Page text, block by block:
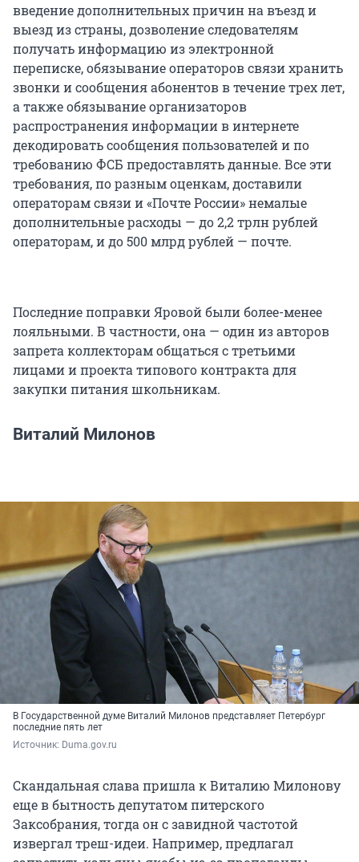
введение дополнительных причин на въезд и
выезд из страны, дозволение следователям
получать информацию из электронной
переписке, обязывание операторов связи хранить
звонки и сообщения абонентов в течение трех лет,
а также обязывание организаторов
распространения информации в интернете
декодировать сообщения пользователей и по
требованию ФСБ предоставлять данные. Все эти
требования, по разным оценкам, доставили
операторам связи и «Почте России» немалые
дополнительные расходы — до 2,2 трлн рублей
операторам, и до 500 млрд рублей — почте.
Последние поправки Яровой были более-менее
лояльными. В частности, она — один из авторов
запрета коллекторам общаться с третьими
лицами и проекта типового контракта для
закупки питания школьникам.
Виталий Милонов
В Государственной думе Виталий Милонов представляет Петербург
последние пять лет
Источник: Duma.gov.ru
Скандальная слава пришла к Виталию Милонову
еще в бытность депутатом питерского
Заксобрания, тогда он с завидной частотой
извергал треш-идеи. Например, предлагал